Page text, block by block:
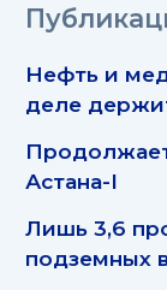
Нефть и
деле
Астана-I
Лишь 3,6
подземных